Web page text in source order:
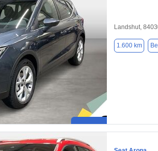
Landshut,
1.600 km